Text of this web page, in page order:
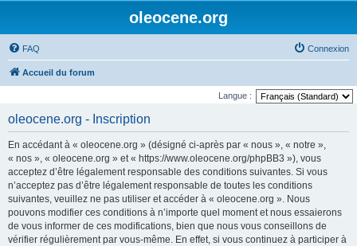
oleocene.org
FAQ Connexion
Accueil du forum
Langue :
oleocene.org - Inscription
En accédant à « oleocene.org » (désigné ci-après par « nous », « notre »,
« nos », « oleocene.org » et « https://www.oleocene.org/phpBB3 »), vous
acceptez d’être légalement responsable des conditions suivantes. Si vous
n’acceptez pas d’être légalement responsable de toutes les conditions
suivantes, veuillez ne pas utiliser et accéder à « oleocene.org ». Nous
pouvons modifier ces conditions à n’importe quel moment et nous essaierons
de vous informer de ces modifications, bien que nous vous conseillons de
vérifier régulièrement par vous-même. En effet, si vous continuez à participer à